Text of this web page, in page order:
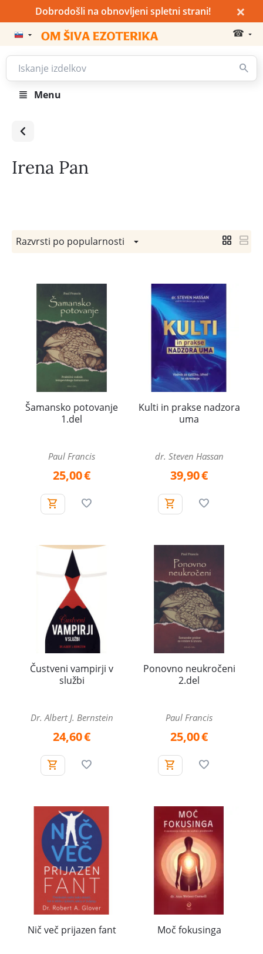
Dobrodošli na obnovljeni spletni strani! ×
☎
Menu
Irena Pan
Razvrsti po popularnosti
Šamansko potovanje
1.del
Paul Francis
25,00€
Kulti in prakse nadzora
uma
dr. Steven Hassan
39,90€
Čustveni vampirji v
službi
Dr. Albert J. Bernstein
24,60€
Ponovno neukročeni
2.del
Paul Francis
25,00€
Nič več prijazen fant Moč fokusinga